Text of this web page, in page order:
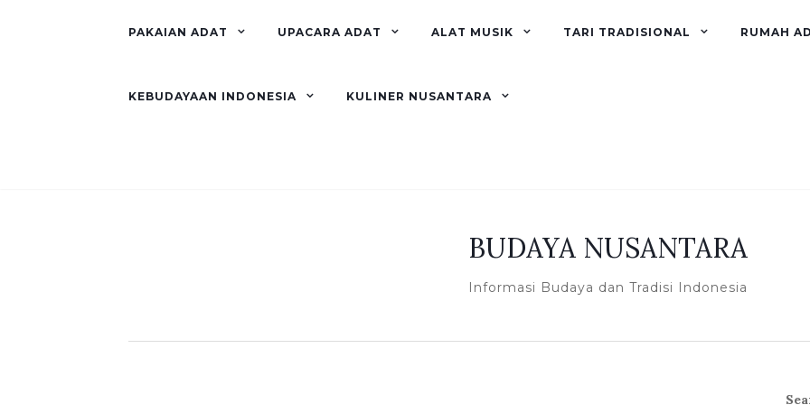
PAKAIAN ADAT UPACARA ADAT ALAT MUSIK TARI TRADISIONAL RUMAH
KEBUDAYAAN INDONESIA KULINER NUSANTARA
BUDAYA NUSANTARA
Informasi Budaya dan Tradisi Indonesia